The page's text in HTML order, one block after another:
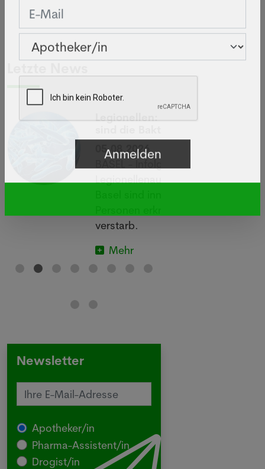
Legionellen: Wie gefährlich
05.08.2026
verstarb.
Mehr
Newsletter
Apotheker/in
Pharma-Assistent/in
Drogist/in